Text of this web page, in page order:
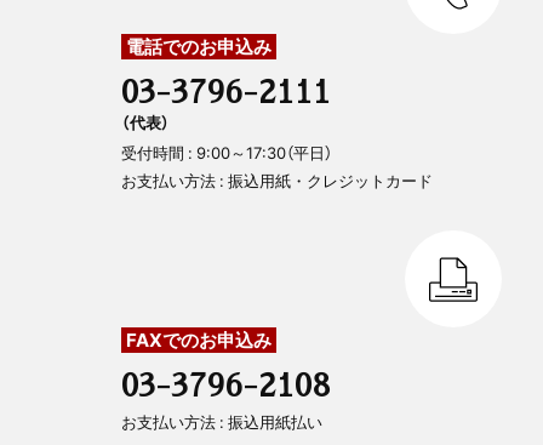
電話でのお申込み
03-3796-2111
（代表）
受付時間 : 9:00～17:30（平日）
お支払い方法 : 振込用紙・クレジットカード
FAXでのお申込み
03-3796-2108
お支払い方法 : 振込用紙払い